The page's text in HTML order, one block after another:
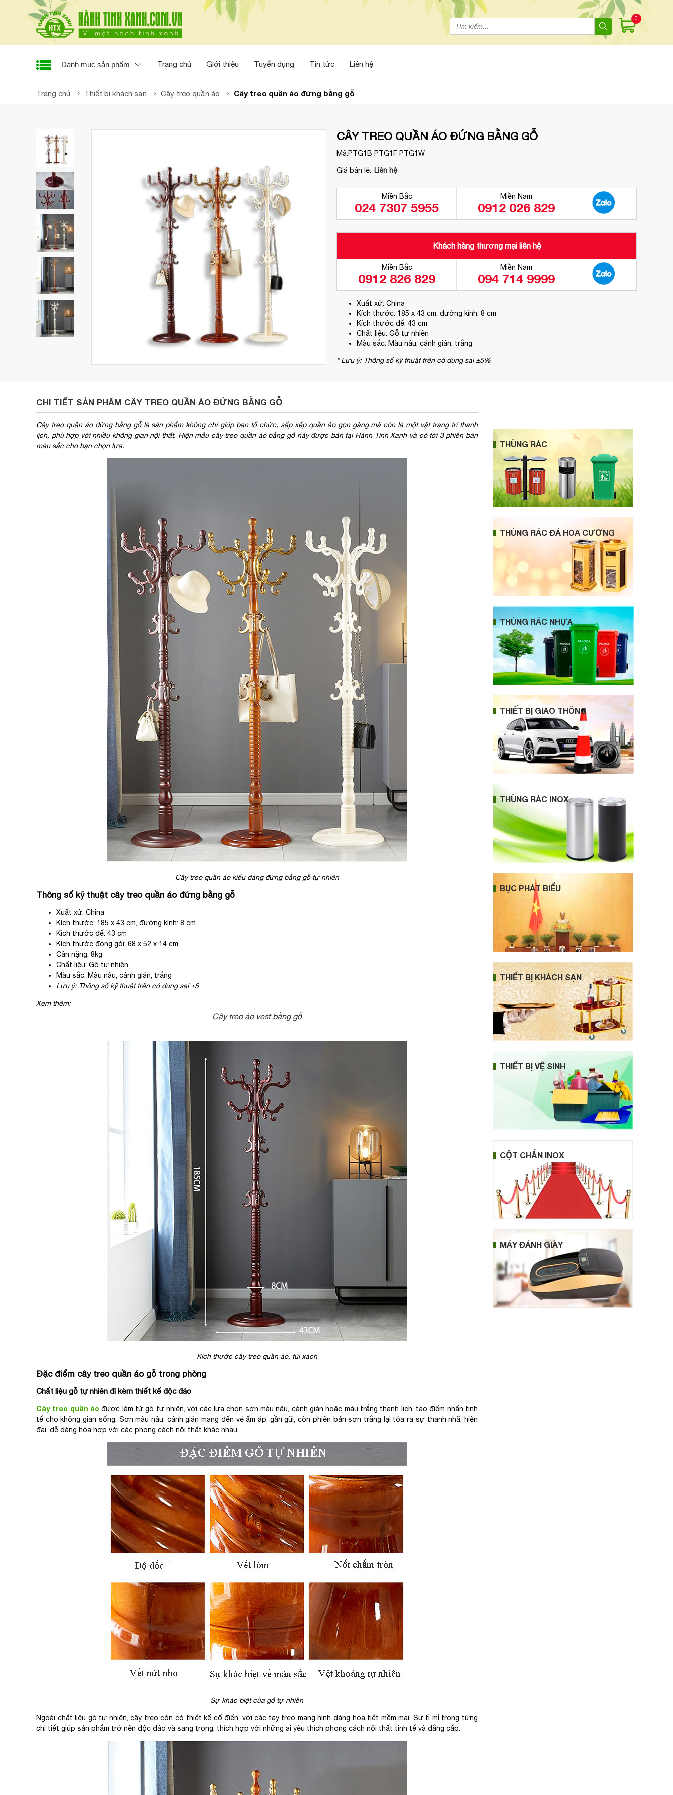
0
Danh mục sản phẩm Trang chủ Giới thiệu Tuyển dụng Tin tức Liên hệ
Trang chủ Thiết bị khách sạn Cây treo quần áo Cây treo quần áo đứng bằng gỗ
CÂY TREO QUẦN ÁO ĐỨNG BẰNG GỖ
Mã:PTG1B PTG1F PTG1W
Giá bán lẻ: Liên hệ
Miền Bắc
024 7307 5955
Miền Nam
0912 026 829
Khách hàng thương mại liên hệ
Miền Bắc
0912 826 829
Miền Nam
094 714 9999
Xuất xứ: China
Kích thước: 185 x 43 cm, đường kính: 8 cm
Kích thước đế: 43 cm
Chất liệu: Gỗ tự nhiên
Màu sắc: Màu nâu, cánh gián, trắng
* Lưu ý: Thông số kỹ thuật trên có dung sai ±5%
CHI TIẾT SẢN PHẨM CÂY TREO QUẦN ÁO ĐỨNG BẰNG GỖ
Cây treo quần áo đứng bằng gỗ là sản phẩm không chỉ giúp bạn tổ chức, sắp xếp quần áo gọn gàng mà còn là một vật trang trí thanh
lịch, phù hợp với nhiều không gian nội thất. Hiện mẫu cây treo quần áo bằng gỗ này được bán tại Hành Tinh Xanh và có tới 3 phiên bản
màu sắc cho bạn chọn lựa.
Cây treo quần áo kiểu dáng đứng bằng gỗ tự nhiên
Thông số kỹ thuật cây treo quần áo đứng bằng gỗ
Xuất xứ: China
Kích thước: 185 x 43 cm, đường kính: 8 cm
Kích thước đế: 43 cm
Kích thước đóng gói: 68 x 52 x 14 cm
Cân nặng: 8kg
Chất liệu: Gỗ tự nhiên
Màu sắc: Màu nâu, cánh gián, trắng
Lưu ý: Thông số kỹ thuật trên có dung sai ±5
Xem thêm:
Cây treo áo vest bằng gỗ
Kích thước cây treo quần áo, túi xách
Đặc điểm cây treo quần áo gỗ trong phòng
Chất liệu gỗ tự nhiên đi kèm thiết kế độc đáo
Cây treo quần áo được làm từ gỗ tự nhiên, với các lựa chọn sơn màu nâu, cánh gián hoặc màu trắng thanh lịch, tạo điểm nhấn tinh
tế cho không gian sống. Sơn màu nâu, cánh gián mang đến vẻ ấm áp, gần gũi, còn phiên bản sơn trắng lại tỏa ra sự thanh nhã, hiện
đại, dễ dàng hòa hợp với các phong cách nội thất khác nhau.
Sự khác biệt của gỗ tự nhiên
Ngoài chất liệu gỗ tự nhiên, cây treo còn có thiết kế cổ điển, với các tay treo mang hình dáng họa tiết mềm mại. Sự tỉ mỉ trong từng
chi tiết giúp sản phẩm trở nên độc đáo và sang trọng, thích hợp với những ai yêu thích phong cách nội thất tinh tế và đẳng cấp.
THÙNG RÁC
THÙNG RÁC ĐÁ HOA CƯƠNG
THÙNG RÁC NHỰA
THIẾT BỊ GIAO THÔNG
THÙNG RÁC INOX
BỤC PHÁT BIỂU
THIẾT BỊ KHÁCH SẠN
THIẾT BỊ VỆ SINH
CỘT CHẮN INOX
MÁY ĐÁNH GIÀY